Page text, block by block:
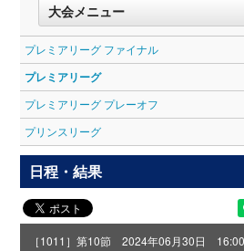
大会メニュー
プレミアリーグ ファイナル
プレミアリーグ
プレミアリーグ プレーオフ
プリンスリーグ
日程・結果
［1011］第10節 2024年06月30日